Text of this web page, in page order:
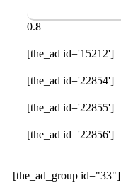
[the_ad id='15212']
[the_ad id='22854']
[the_ad id='22855']
[the_ad id='22856']
[the_ad_group id="33"]